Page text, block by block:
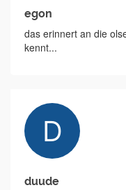
egon
das erinnert an die
kennt...
duude